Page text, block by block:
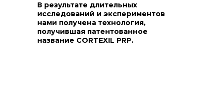
В результате длительных
исследований и экспериментов
нами получена технология,
получившая патентованное
название CORTEXIL PRP.